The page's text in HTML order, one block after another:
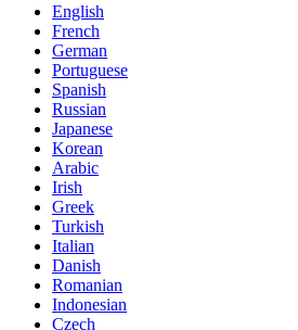
English
French
German
Portuguese
Spanish
Russian
Japanese
Korean
Arabic
Irish
Greek
Turkish
Italian
Danish
Romanian
Indonesian
Czech